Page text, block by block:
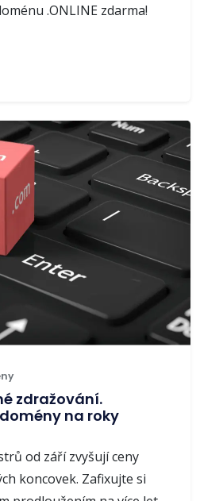
.ONLINE zdarma!
zdražování.
na roky
od září zvyšují ceny
koncovek. Zafixujte si